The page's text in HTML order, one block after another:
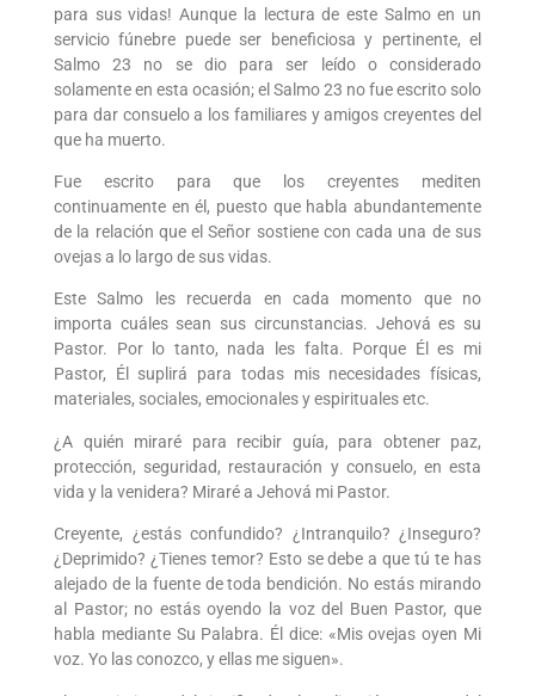
para sus vidas! Aunque la lectura de este Salmo en un
servicio fúnebre puede ser beneficiosa y pertinente, el
Salmo 23 no se dio para ser leído o considerado
solamente en esta ocasión; el Salmo 23 no fue escrito solo
para dar consuelo a los familiares y amigos creyentes del
que ha muerto.
Fue escrito para que los creyentes mediten
continuamente en él, puesto que habla abundantemente
de la relación que el Señor sostiene con cada una de sus
ovejas a lo largo de sus vidas.
Este Salmo les recuerda en cada momento que no
importa cuáles sean sus circunstancias. Jehová es su
Pastor. Por lo tanto, nada les falta. Porque Él es mi
Pastor, Él suplirá para todas mis necesidades físicas,
materiales, sociales, emocionales y espirituales etc.
¿A quién miraré para recibir guía, para obtener paz,
protección, seguridad, restauración y consuelo, en esta
vida y la venidera? Miraré a Jehová mi Pastor.
Creyente, ¿estás confundido? ¿Intranquilo? ¿Inseguro?
¿Deprimido? ¿Tienes temor? Esto se debe a que tú te has
alejado de la fuente de toda bendición. No estás mirando
al Pastor; no estás oyendo la voz del Buen Pastor, que
habla mediante Su Palabra. Él dice: «Mis ovejas oyen Mi
voz. Yo las conozco, y ellas me siguen».